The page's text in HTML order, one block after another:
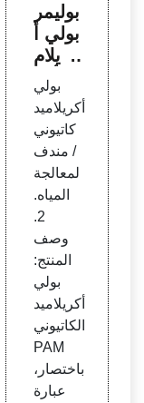
بوليمر
بولي أ
كريلام
يد أنيو
ني P
AM ك
اتيوني
بولي أ
كريلام
يد
بولي
أكريلاميد
كاتيوني
/ مندف
لمعالجة
المياه.
2.
وصف
المنتج:
بولي
أكريلاميد
الكاتيوني
PAM
باختصار،
عبارة